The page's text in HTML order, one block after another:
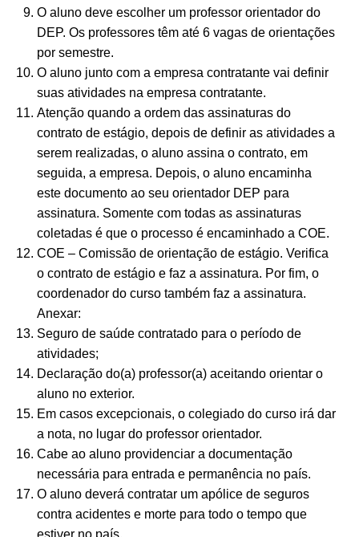
O aluno deve escolher um professor orientador do
DEP. Os professores têm até 6 vagas de orientações
por semestre.
O aluno junto com a empresa contratante vai definir
suas atividades na empresa contratante.
Atenção quando a ordem das assinaturas do
contrato de estágio, depois de definir as atividades a
serem realizadas, o aluno assina o contrato, em
seguida, a empresa. Depois, o aluno encaminha
este documento ao seu orientador DEP para
assinatura. Somente com todas as assinaturas
coletadas é que o processo é encaminhado a COE.
COE – Comissão de orientação de estágio. Verifica
o contrato de estágio e faz a assinatura. Por fim, o
coordenador do curso também faz a assinatura.
Anexar:
Seguro de saúde contratado para o período de
atividades;
Declaração do(a) professor(a) aceitando orientar o
aluno no exterior.
Em casos excepcionais, o colegiado do curso irá dar
a nota, no lugar do professor orientador.
Cabe ao aluno providenciar a documentação
necessária para entrada e permanência no país.
O aluno deverá contratar um apólice de seguros
contra acidentes e morte para todo o tempo que
estiver no país.